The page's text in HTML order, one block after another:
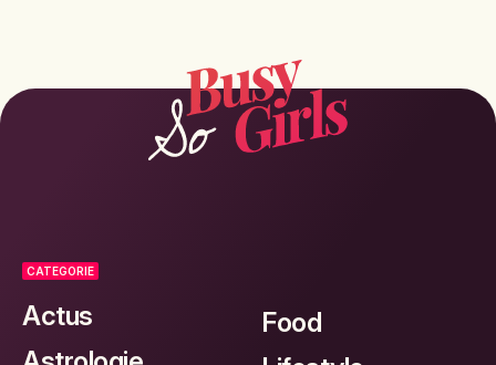
CATEGORIE
Actus
Food